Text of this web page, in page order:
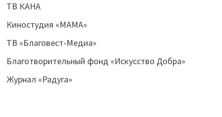
ТВ КАНА
Киностудия «МАМА»
ТВ «Благовест-Медиа»
Благотворительный фонд «Искусство Добра»
Журнал «Радуга»